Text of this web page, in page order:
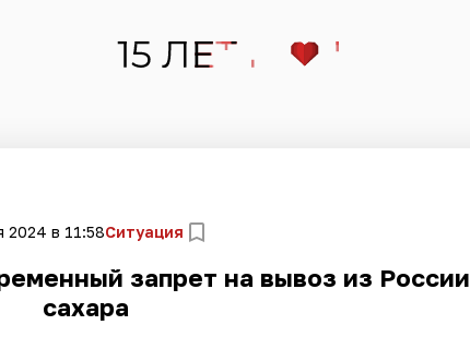
2024 в 11:58Ситуация
запрет на вывоз из России
сахара